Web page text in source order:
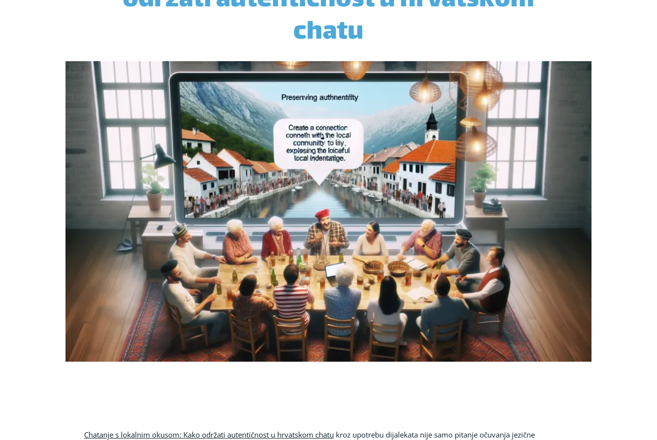
chatu
Chatanje s lokalnim okusom: Kako održati autentičnost u hrvatskom chatu kroz upotrebu dijalekata nije samo pitanje očuvanja jezične